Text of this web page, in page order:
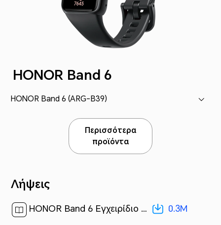
HONOR Band 6
HONOR Band 6 (ARG-B39)
Περισσότερα
προϊόντα
Λήψεις
HONOR Band 6 Εγχειρίδιο χρήσης-(05,ARG-B39,el-GR)[ 0.3M ] 0.3M